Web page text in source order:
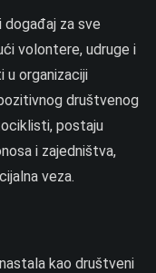
za sve
volontere, udruge i
u organizaciji
društvenog
postaju
i zajedništva,
veza.
kao društveni